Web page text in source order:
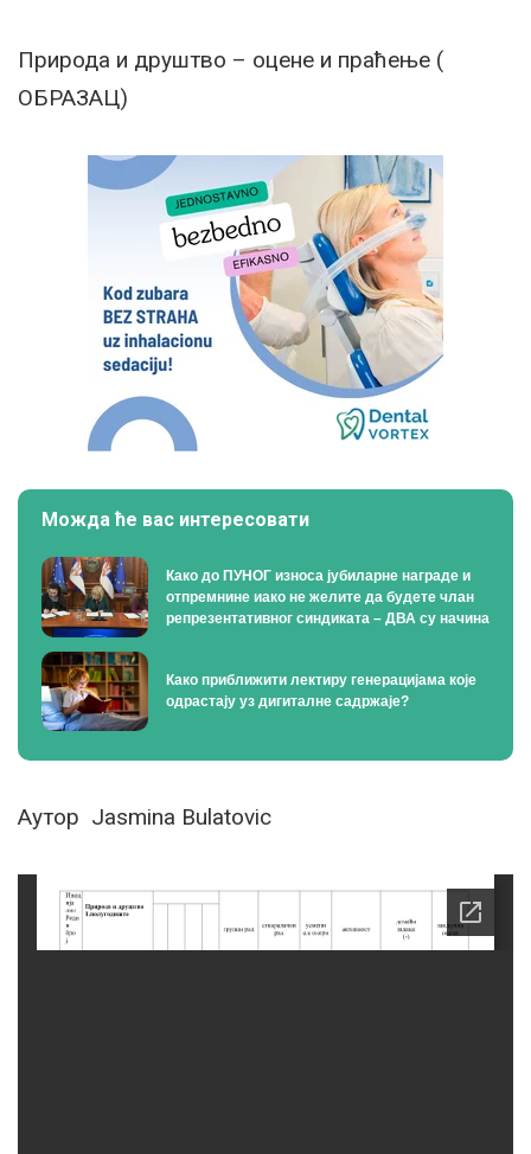
Природа и друштво – оцене и праћење (
ОБРАЗАЦ)
Можда ће вас интересовати
Како до ПУНОГ износа јубиларне награде и
отпремнине иако не желите да будете члан
репрезентативног синдиката – ДВА су начина
Како приближити лектиру генерацијама које
одрастају уз дигиталне садржаје?
Аутор Jasmina Bulatovic